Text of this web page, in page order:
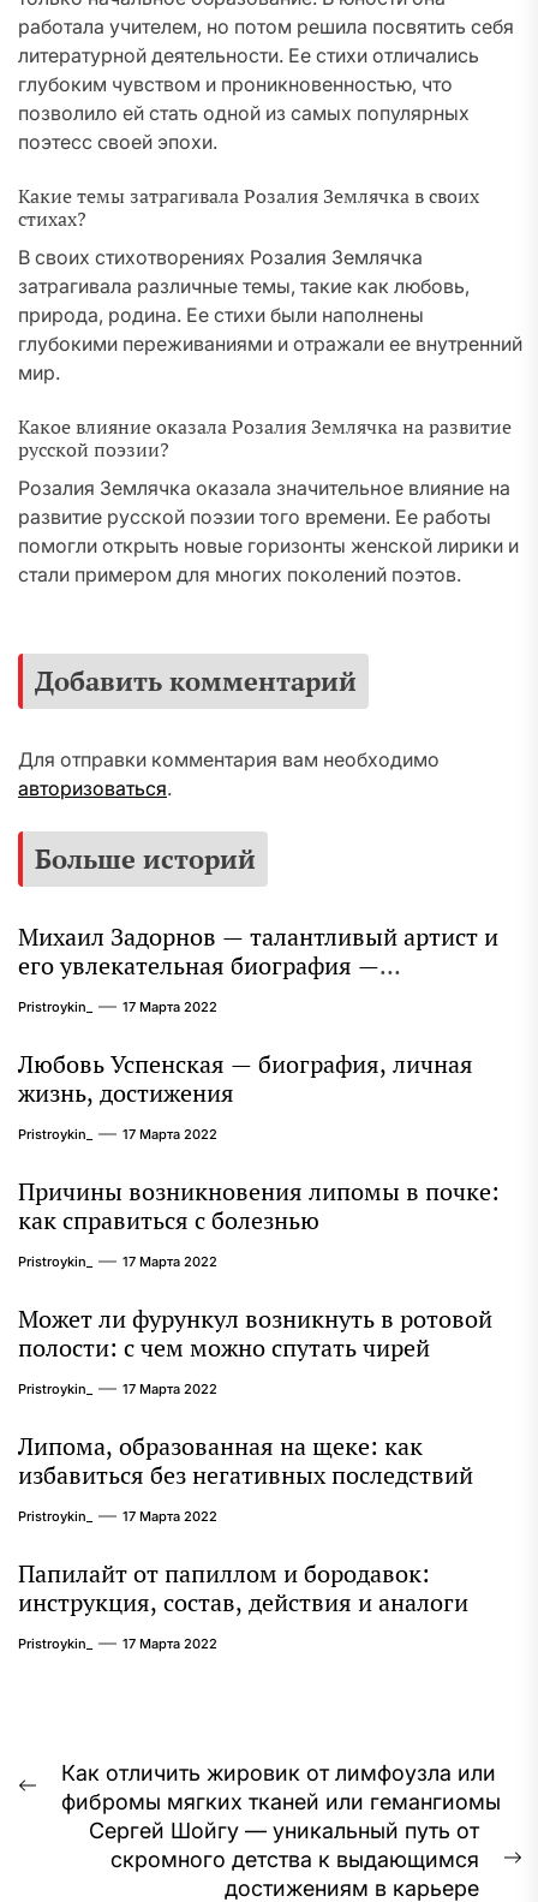
работала учителем, но потом решила посвятить себя
литературной деятельности. Ее стихи отличались
глубоким чувством и проникновенностью, что
позволило ей стать одной из самых популярных
поэтесс своей эпохи.
Какие темы затрагивала Розалия Землячка в своих
стихах?
В своих стихотворениях Розалия Землячка
затрагивала различные темы, такие как любовь,
природа, родина. Ее стихи были наполнены
глубокими переживаниями и отражали ее внутренний
мир.
Какое влияние оказала Розалия Землячка на развитие
русской поэзии?
Розалия Землячка оказала значительное влияние на
развитие русской поэзии того времени. Ее работы
помогли открыть новые горизонты женской лирики и
стали примером для многих поколений поэтов.
Добавить комментарий
Для отправки комментария вам необходимо
авторизоваться.
Больше историй
Михаил Задорнов — талантливый артист и
его увлекательная биография —
выдающиеся достижения, известность и
интересные факты из личной жизни!
Pristroykin_ 17 Марта 2022
Любовь Успенская — биография, личная
жизнь, достижения
Pristroykin_ 17 Марта 2022
Причины возникновения липомы в почке:
как справиться с болезнью
Pristroykin_ 17 Марта 2022
Может ли фурункул возникнуть в ротовой
полости: с чем можно спутать чирей
Pristroykin_ 17 Марта 2022
Липома, образованная на щеке: как
избавиться без негативных последствий
Pristroykin_ 17 Марта 2022
Папилайт от папиллом и бородавок:
инструкция, состав, действия и аналоги
Pristroykin_ 17 Марта 2022
Навигация
записям
Предыдущая
запись:
Как отличить жировик от лимфоузла или
фибромы мягких тканей или гемангиомы
Сергей Шойгу — уникальный путь от
скромного детства к выдающимся
достижениям в карьере